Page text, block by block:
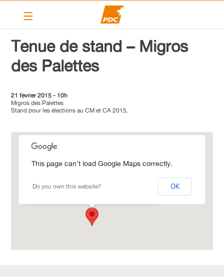
Le PDC Lancy
Election au CA
Elections 2020 – 2025
Programme 2020-2025
Nos actions
Contact
Tenue de stand – Migros
des Palettes
21 février 2015 - 10h
Migros des Palettes
Stand pour les élections au CM et CA 2015.
Lancy
This page can't load Google Maps correctly.
Do you own this website? OK